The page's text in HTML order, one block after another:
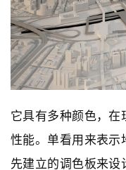
它具有多种颜色，在
性能。单看用来表示
先建立的调色板来设